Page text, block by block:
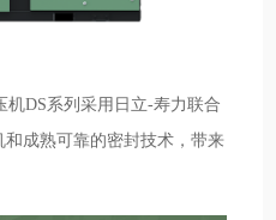
机DS系列采用日立-寿力联合
成熟可靠的密封技术，带来